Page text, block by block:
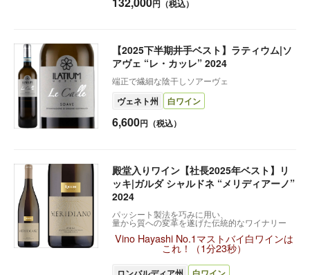
円（税込）
【2025下半期井手ベスト】ラティウム|ソ
アヴェ “レ・カッレ” 2024
端正で繊細な陰干しソアーヴェ
ヴェネト州 白ワイン
6,600円（税込）
殿堂入りワイン【社長2025年ベスト】リ
ッキ|ガルダ シャルドネ “メリディアーノ”
2024
パッシート製法を巧みに用い、
量から質への変革を遂げた伝統的なワイナリー
Vino Hayashi No.1マストバイ白ワインは
これ！（1分23秒）